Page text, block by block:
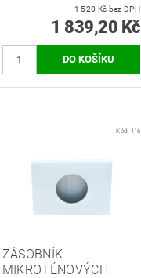
1 520 Kč bez DPH
1 839,20 Kč
Kód: 116
ZÁSOBNÍK
MIKROTÉNOVÝCH